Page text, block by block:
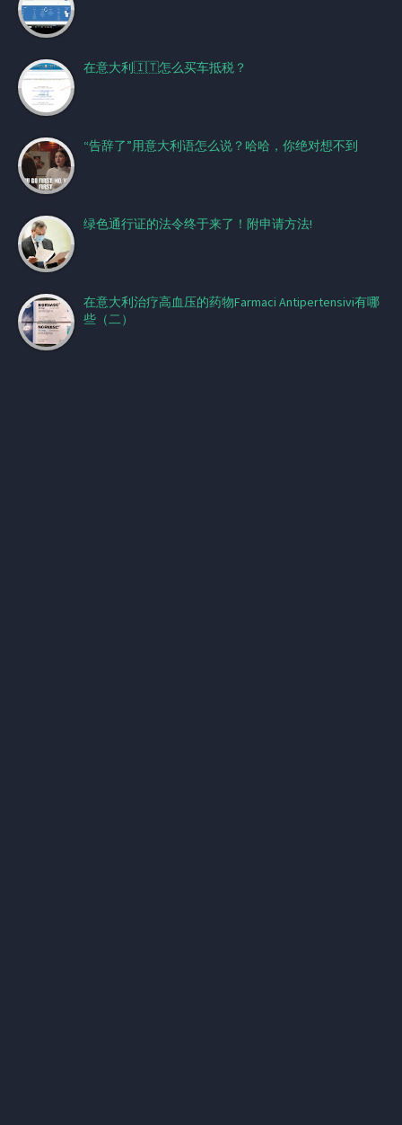
在意大利🇮🇹怎么买车抵税？
“告辞了”用意大利语怎么说？哈哈，你绝对想不到
绿色通行证的法令终于来了！附申请方法!
在意大利治疗高血压的药物Farmaci Antipertensivi有哪
些（二）